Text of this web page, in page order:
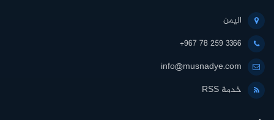
اليمن
+967 78 259 3366
info@musnadye.com
خدمة RSS